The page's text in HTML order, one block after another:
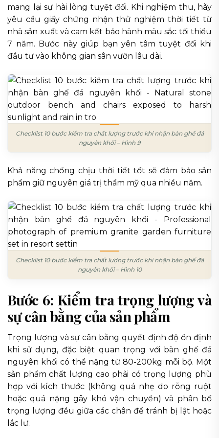
mang lại sự hài lòng tuyệt đối. Khi nghiệm thu, hãy
yêu cầu giấy chứng nhận thử nghiệm thời tiết từ
nhà sản xuất và cam kết bảo hành màu sắc tối thiểu
7 năm. Bước này giúp bạn yên tâm tuyệt đối khi
đầu tư vào không gian sân vườn lâu dài.
Checklist 10 bước kiểm tra chất lượng trước khi nhận bàn ghế đá
nguyên khối – Hình 9
Khả năng chống chịu thời tiết tốt sẽ đảm bảo sản
phẩm giữ nguyên giá trị thẩm mỹ qua nhiều năm.
Checklist 10 bước kiểm tra chất lượng trước khi nhận bàn ghế đá
nguyên khối – Hình 10
Bước 6: Kiểm tra trọng lượng và
sự cân bằng của sản phẩm
Trọng lượng và sự cân bằng quyết định độ ổn định
khi sử dụng, đặc biệt quan trọng với bàn ghế đá
nguyên khối có thể nặng từ 80-200kg mỗi bộ. Một
sản phẩm chất lượng cao phải có trọng lượng phù
hợp với kích thước (không quá nhẹ do rỗng ruột
hoặc quá nặng gây khó vận chuyển) và phân bố
trọng lượng đều giữa các chân để tránh bị lật hoặc
lắc lư.